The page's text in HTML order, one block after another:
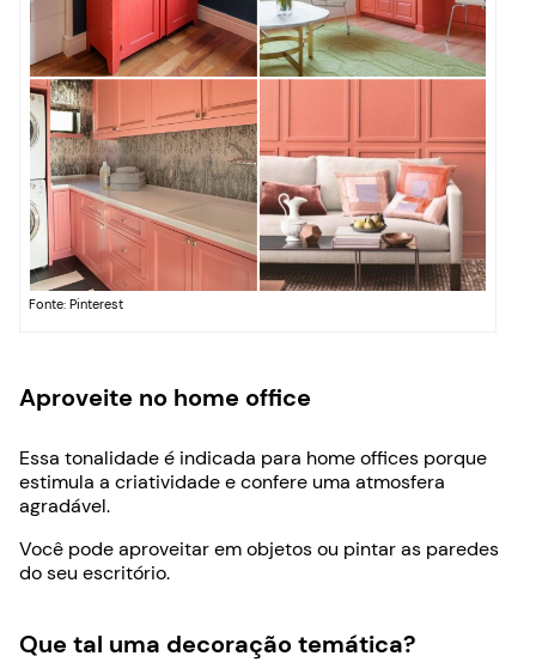
Fonte: Pinterest
Aproveite no home office
Essa tonalidade é indicada para home offices porque
estimula a criatividade e confere uma atmosfera
agradável.
Você pode aproveitar em objetos ou pintar as paredes
do seu escritório.
Que tal uma decoração temática?